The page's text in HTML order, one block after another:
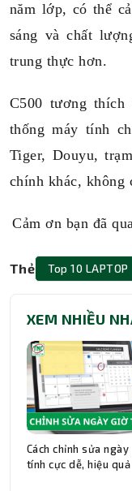
năm lớp, có thể
sáng và chất
trung thực hơn.
C500 tương
thống máy tính
Tiger, Douyu,
chính khác, không
Cảm ơn bạn đã
Thẻ Top 10 LAPTOP
XEM NHIỀU
Cách chỉnh sửa
tính cực dễ, hiệu quả